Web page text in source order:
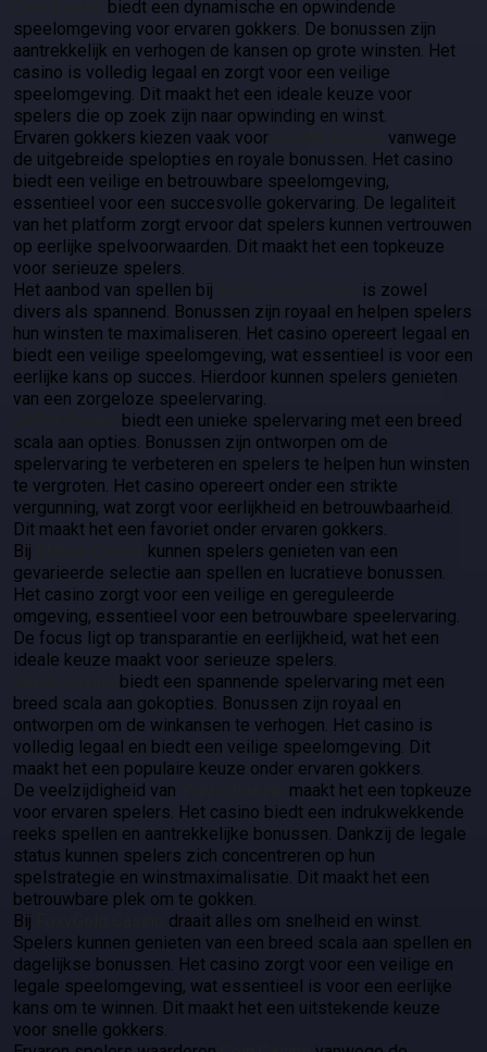
biedt een dynamische en opwindende
speelomgeving voor ervaren gokkers. De bonussen zijn
aantrekkelijk en verhogen de kansen op grote winsten. Het
casino is volledig legaal en zorgt voor een veilige
speelomgeving. Dit maakt het een ideale keuze voor
spelers die op zoek zijn naar opwinding en winst.
Ervaren gokkers kiezen vaak voor
vanwege
de uitgebreide spelopties en royale bonussen. Het casino
biedt een veilige en betrouwbare speelomgeving,
essentieel voor een succesvolle gokervaring. De legaliteit
van het platform zorgt ervoor dat spelers kunnen vertrouwen
op eerlijke spelvoorwaarden. Dit maakt het een topkeuze
voor serieuze spelers.
Het aanbod van spellen bij
is zowel
divers als spannend. Bonussen zijn royaal en helpen spelers
hun winsten te maximaliseren. Het casino opereert legaal en
biedt een veilige speelomgeving, wat essentieel is voor een
eerlijke kans op succes. Hierdoor kunnen spelers genieten
van een zorgeloze speelervaring.
biedt een unieke spelervaring met een breed
scala aan opties. Bonussen zijn ontworpen om de
spelervaring te verbeteren en spelers te helpen hun winsten
te vergroten. Het casino opereert onder een strikte
vergunning, wat zorgt voor eerlijkheid en betrouwbaarheid.
Dit maakt het een favoriet onder ervaren gokkers.
Bij
kunnen spelers genieten van een
gevarieerde selectie aan spellen en lucratieve bonussen.
Het casino zorgt voor een veilige en gereguleerde
omgeving, essentieel voor een betrouwbare speelervaring.
De focus ligt op transparantie en eerlijkheid, wat het een
ideale keuze maakt voor serieuze spelers.
biedt een spannende spelervaring met een
breed scala aan gokopties. Bonussen zijn royaal en
ontworpen om de winkansen te verhogen. Het casino is
volledig legaal en biedt een veilige speelomgeving. Dit
maakt het een populaire keuze onder ervaren gokkers.
De veelzijdigheid van
maakt het een topkeuze
voor ervaren spelers. Het casino biedt een indrukwekkende
reeks spellen en aantrekkelijke bonussen. Dankzij de legale
status kunnen spelers zich concentreren op hun
spelstrategie en winstmaximalisatie. Dit maakt het een
betrouwbare plek om te gokken.
Bij
draait alles om snelheid en winst.
Spelers kunnen genieten van een breed scala aan spellen en
dagelijkse bonussen. Het casino zorgt voor een veilige en
legale speelomgeving, wat essentieel is voor een eerlijke
kans om te winnen. Dit maakt het een uitstekende keuze
voor snelle gokkers.